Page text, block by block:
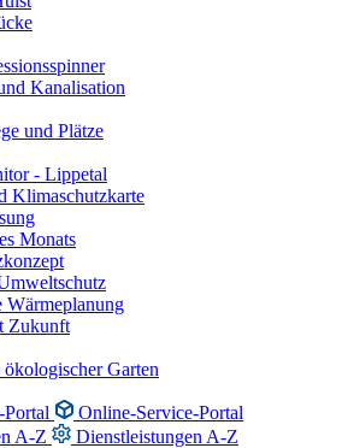
Kanalisation
und Plätze
- Lippetal
Klimaschutzkarte
Monats
Wärmeplanung
Zukunft
Garten
Online-Service-Portal
A-Z
Dienstleistungen A-Z